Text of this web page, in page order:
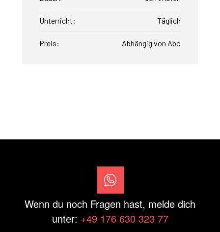
Unterricht: Täglich
Preis: Abhängig von Abo
Wenn du noch Fragen hast, melde dich
unter: +49 176 630 323 77